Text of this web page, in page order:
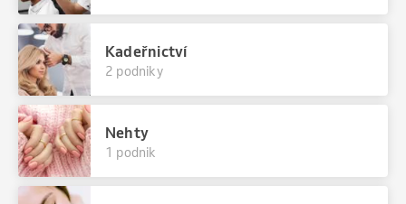
Kadeřnictví
2 podniky
Nehty
1 podnik